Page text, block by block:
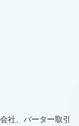
社、バーター取引